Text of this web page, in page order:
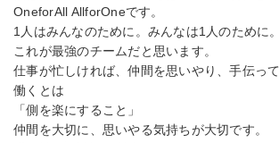
OneforAll AllforOneです。
1人はみんなのために。みんなは1人のために。
これが最強のチームだと思います。
仕事が忙しければ、仲間を思いやり、手伝って
働くとは
「側を楽にすること」
仲間を大切に、思いやる気持ちが大切です。